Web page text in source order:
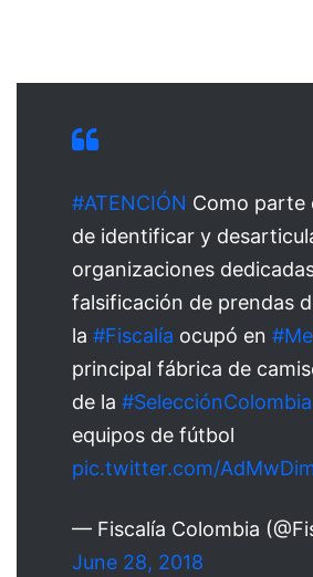
#ATENCIÓN Como parte
de identificar y
organizaciones
falsificación de prendas
la #Fiscalía ocupó en
principal fábrica de
de la #SelecciónColombia
equipos de fútbol
pic.twitter.com/
— Fiscalía Colombia
June 28, 2018